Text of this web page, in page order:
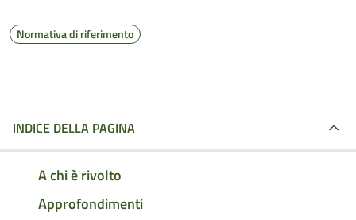
Normativa di riferimento
INDICE DELLA PAGINA
A chi è rivolto
Approfondimenti